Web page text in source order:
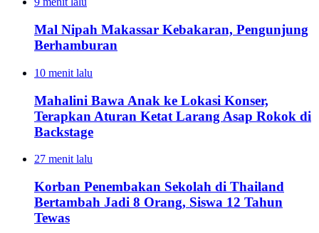
Mal Nipah Makassar Kebakaran, Pengunjung
Berhamburan
10 menit lalu
Mahalini Bawa Anak ke Lokasi Konser,
Terapkan Aturan Ketat Larang Asap Rokok di
Backstage
27 menit lalu
Korban Penembakan Sekolah di Thailand
Bertambah Jadi 8 Orang, Siswa 12 Tahun
Tewas